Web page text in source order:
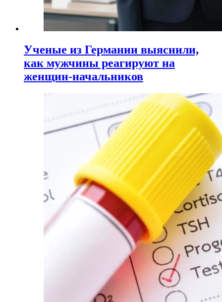
Ученые из Германии выяснили,
как мужчины реагируют на
женщин-начальников